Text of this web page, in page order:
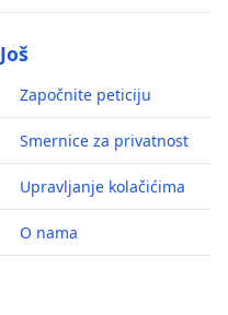
Još
Započnite peticiju
Smernice za privatnost
Upravljanje kolačićima
O nama